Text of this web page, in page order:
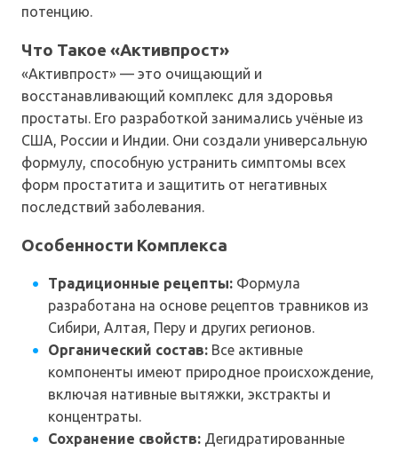
потенцию.
Что Такое «Активпрост»
«Активпрост» — это очищающий и
восстанавливающий комплекс для здоровья
простаты. Его разработкой занимались учёные из
США, России и Индии. Они создали универсальную
формулу, способную устранить симптомы всех
форм простатита и защитить от негативных
последствий заболевания.
Особенности Комплекса
Традиционные рецепты: Формула
разработана на основе рецептов травников из
Сибири, Алтая, Перу и других регионов.
Органический состав: Все активные
компоненты имеют природное происхождение,
включая нативные вытяжки, экстракты и
концентраты.
Сохранение свойств: Дегидратированные